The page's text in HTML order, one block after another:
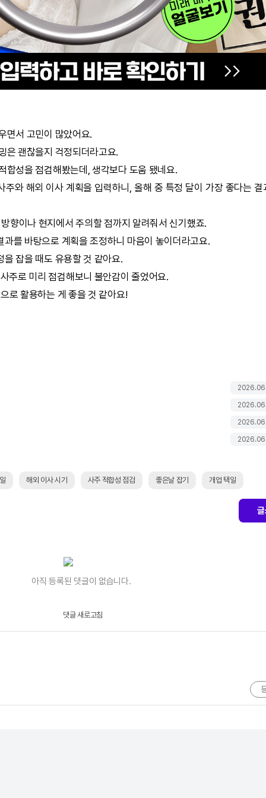
면서 고민이 많았어요.
은 괜찮을지 걱정되더라고요.
합성을 점검해봤는데, 생각보다 도움 됐네요.
주와 해외 이사 계획을 입력하니, 올해 중 특정 달이 가장 좋다는 결
향이나 현지에서 주의할 점까지 알려줘서 신기했죠.
를 바탕으로 계획을 조정하니 마음이 놓이더라고요.
을 잡을 때도 유용할 것 같아요.
주로 미리 점검해보니 불안감이 줄었어요.
로 활용하는 게 좋을 것 같아요!
해외 이사 시기 사주 적합성 점검 좋은날 잡기 개업 택일
아직 등록된 댓글이 없습니다.
댓글 새로고침